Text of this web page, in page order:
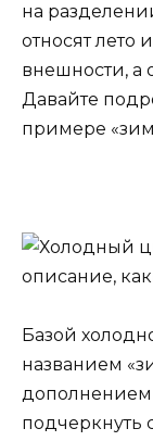
на
относят лето
внешности, а
Давайте
примере
Базой
названием
дополнением
подчеркнуть